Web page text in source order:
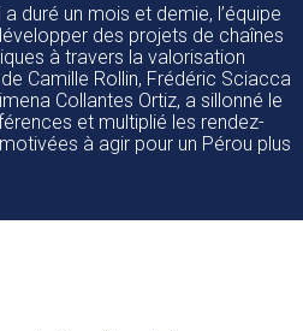
duré un mois et demie, l’équipe
des projets de chaînes
à travers la valorisation
Camille Rollin, Frédéric Sciacca
Collantes Ortiz, a sillonné le
et multiplié les rendez-
à agir pour un Pérou plus